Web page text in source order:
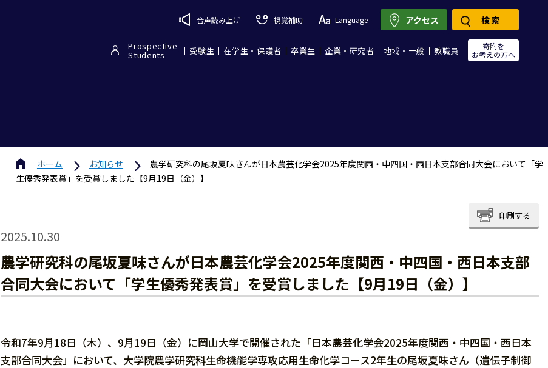
音声読み上げ 視覚補助 Language
Prospective
Students 受験生 在学生・保護者 卒業生 企業・研究者 地域・一般 教職員
寄附を
お考えの方へ
アクセス 検索
ホーム お知らせ
農学研究科の尾坂夏味さんが日本農芸化学会2025年度関西・中四国・西日本支部合同大会において「学
生優秀発表賞」を受賞しました【9月19日（金）】
印刷する
2025.10.30
農学研究科の尾坂夏味さんが日本農芸化学会2025年度関西・中四国・西日本支部
合同大会において「学生優秀発表賞」を受賞しました【9月19日（金）】
令和7年9月18日（木）、9月19日（金）に岡山大学で開催された「日本農芸化学会2025年度関西・中四国・西日本
支部合同大会」において、大学院農学研究科生命機能学専攻応用生命化学コース2年生の尾坂夏味さん（遺伝子制御